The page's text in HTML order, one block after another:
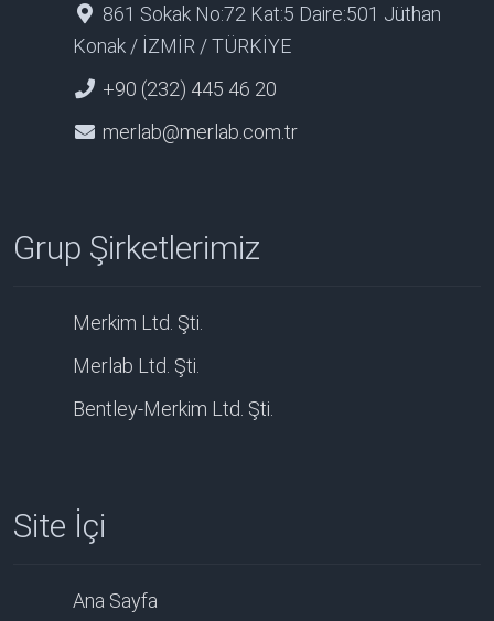
861 Sokak No:72 Kat:5 Daire:501 Jüthan
Konak / İZMİR / TÜRKİYE
+90 (232) 445 46 20
merlab@merlab.com.tr
Grup Şirketlerimiz
Merkim Ltd. Şti.
Merlab Ltd. Şti.
Bentley-Merkim Ltd. Şti.
Site İçi
Ana Sayfa